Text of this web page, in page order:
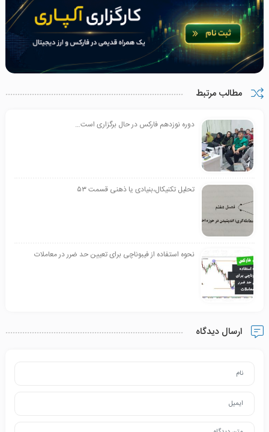
مطالب مرتبط
دوره نوزدهم فارکس در حال برگزاری است…
تحلیل تکنیکال،بنیادی یا ذهنی قسمت ۵۳
نحوه استفاده از فیبوناچی برای تعیین حد ضرر در معاملات
ارسال دیدگاه